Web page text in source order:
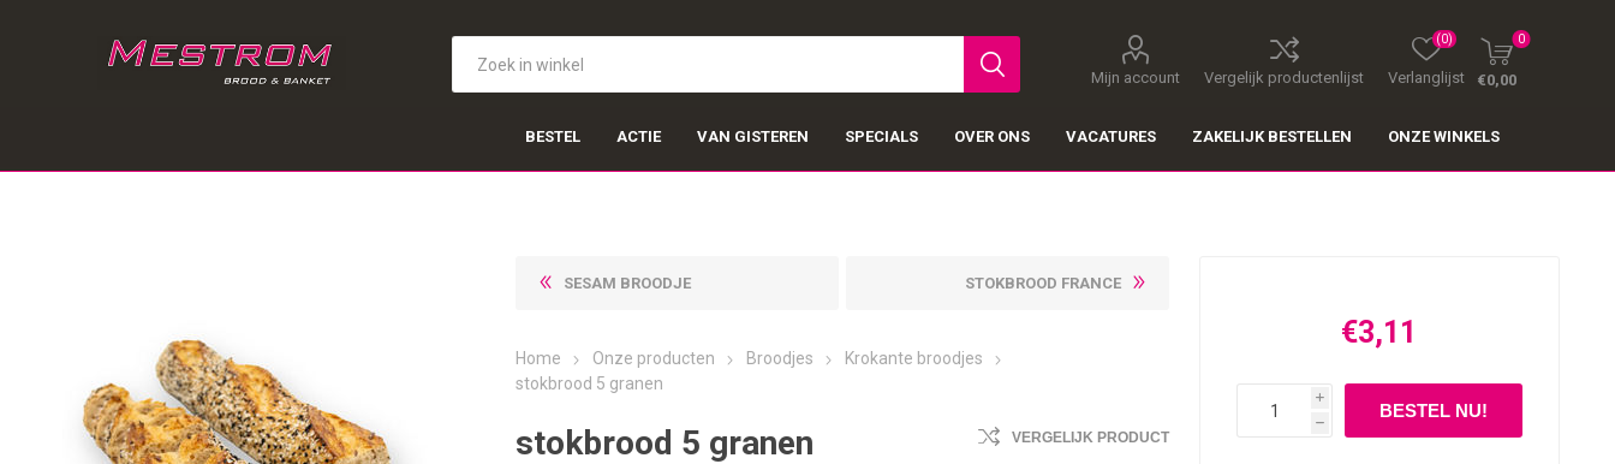
Mijn account Vergelijk productenlijst Verlanglijst
(0) 0
€0,00
BESTEL ACTIE VAN GISTEREN SPECIALS OVER ONS VACATURES ZAKELIJK BESTELLEN ONZE WINKELS
SESAM BROODJE STOKBROOD FRANCE
Home Onze producten Broodjes
Krokante broodjes
stokbrood 5 granen
stokbrood 5 granen VERGELIJK PRODUCT
€3,11
i
h